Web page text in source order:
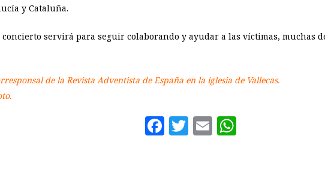
y Cataluña.
servirá para seguir colaborando y ayudar a las víctimas, muchas
de la Revista Adventista de España en la iglesia de Vallecas.
Facebook
Twitter
Email